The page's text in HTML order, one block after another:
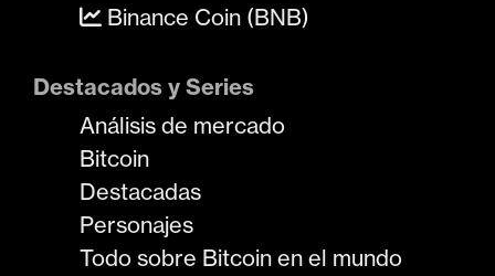
Binance Coin (BNB)
Destacados y Series
Análisis de mercado
Bitcoin
Destacadas
Personajes
Todo sobre Bitcoin en el mundo